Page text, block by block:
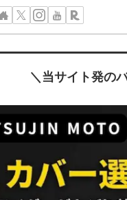
＼当サイト発の